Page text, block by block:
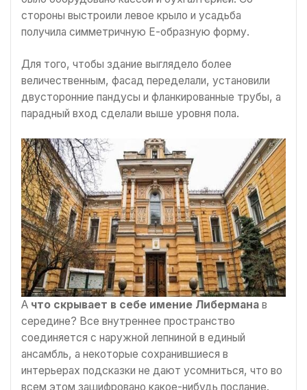
стороны выстроили левое крыло и усадьба
получила симметричную Е-образную форму.
Для того, чтобы здание выглядело более
величественным, фасад переделали, установили
двусторонние пандусы и фланкированные трубы, а
парадный вход сделали выше уровня пола.
А что скрывает в себе имение Либермана в
середине? Все внутреннее пространство
соединяется с наружной лепниной в единый
ансамбль, а некоторые сохранившиеся в
интерьерах подсказки не дают усомниться, что во
всем этом зашифровано какое-нибудь послание.